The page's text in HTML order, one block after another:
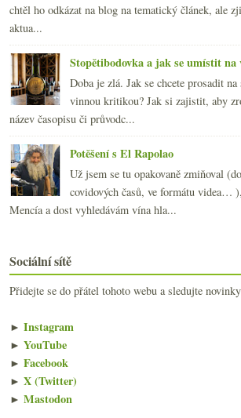
chtěl ho odkázat na blog na tematický článek, ale
aktua...
Stopětibodovka a jak se umístit na
Doba je zlá. Jak se chcete prosadit
vinnou kritikou? Jak si zajistit, aby
název časopisu či průvodc...
Potěšení s El Rapolao
Už jsem se tu opakovaně zmiňoval
covidových časů, ve formátu videa…
Mencía a dost vyhledávám vína hla...
Sociální sítě
Přidejte se do přátel tohoto webu a sledujte
► Instagram
► YouTube
► Facebook
► X (Twitter)
► Mastodon